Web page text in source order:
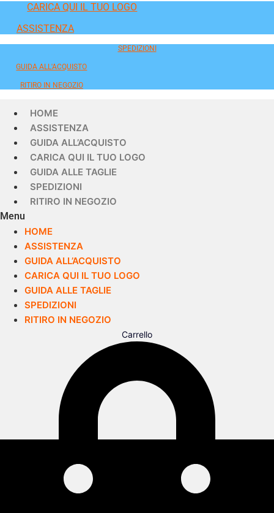
CARICA QUI IL TUO LOGO
ASSISTENZA
SPEDIZIONI
GUIDA ALL'ACQUISTO
RITIRO IN NEGOZIO
HOME
ASSISTENZA
GUIDA ALL’ACQUISTO
CARICA QUI IL TUO LOGO
GUIDA ALLE TAGLIE
SPEDIZIONI
RITIRO IN NEGOZIO
Menu
HOME
ASSISTENZA
GUIDA ALL’ACQUISTO
CARICA QUI IL TUO LOGO
GUIDA ALLE TAGLIE
SPEDIZIONI
RITIRO IN NEGOZIO
Carrello